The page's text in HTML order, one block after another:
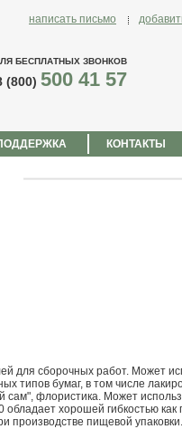
написать письмо
БЕСПЛАТНЫХ ЗВОНКОВ
(800) 500 41 57
КОНТАКТЫ
для сборочных работ. Может
типов бумаг, в том числе
флористика. Может
хорошей гибкостью как
производстве пищевой упаковки.